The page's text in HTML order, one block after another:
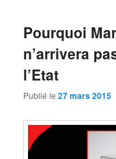
Pourquoi
n’arrivera
l’Etat
Publié le27 mars 2015